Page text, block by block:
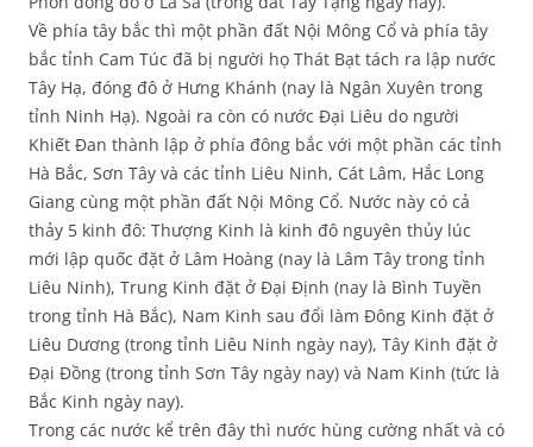
Về phía tây bắc thì một phần đất Nội Mông Cổ và phía tây
bắc tỉnh Cam Túc đã bị người họ Thát Bạt tách ra lập nước
Tây Hạ, đóng đô ở Hưng Khánh (nay là Ngân Xuyên trong
tỉnh Ninh Hạ). Ngoài ra còn có nước Đại Liêu do người
Khiết Đan thành lập ở phía đông bắc với một phần các tỉnh
Hà Bắc, Sơn Tây và các tỉnh Liêu Ninh, Cát Lâm, Hắc Long
Giang cùng một phần đất Nội Mông Cổ. Nước này có cả
thảy 5 kinh đô: Thượng Kinh là kinh đô nguyên thủy lúc
mới lập quốc đặt ở Lâm Hoàng (nay là Lâm Tây trong tỉnh
Liêu Ninh), Trung Kinh đặt ở Đại Định (nay là Bình Tuyền
trong tỉnh Hà Bắc), Nam Kinh sau đổi làm Đông Kinh đặt ở
Liêu Dương (trong tỉnh Liêu Ninh ngày nay), Tây Kinh đặt ở
Đại Đồng (trong tỉnh Sơn Tây ngày nay) và Nam Kinh (tức là
Bắc Kinh ngày nay).
Trong các nước kể trên đây thì nước hùng cường nhất và có